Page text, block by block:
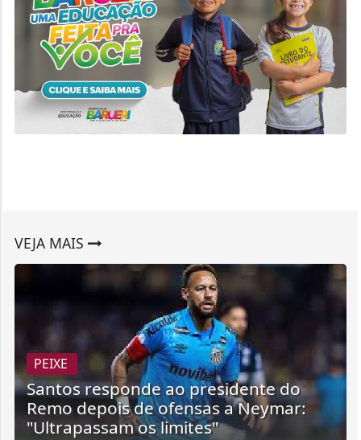
VEJA MAIS
PEIXE
Santos responde ao presidente do
Remo depois de ofensas a Neymar:
"Ultrapassam os limites"